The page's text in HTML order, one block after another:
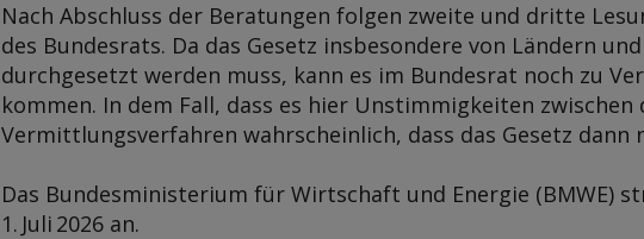
Nach Abschluss der Beratungen folgen zweite und dritte
des Bundesrats. Da das Gesetz insbesondere von Ländern
durchgesetzt werden muss, kann es im Bundesrat noch zu
kommen. In dem Fall, dass es hier Unstimmigkeiten
Vermittlungsverfahren wahrscheinlich, dass das Gesetz dann
Das Bundesministerium für Wirtschaft und Energie (BMWE)
1. Juli 2026 an.